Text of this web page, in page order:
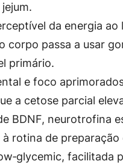
da energia ao
corpo passa a usar
primário.
e foco
a cetose parcial
BDNF, neurotrofina
rotina de preparação
facilitada